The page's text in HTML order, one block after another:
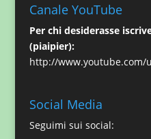
Canale YouTube
Per chi desiderasse
(piaipier):
http://www.youtube.com/
Social Media
Seguimi sui social: